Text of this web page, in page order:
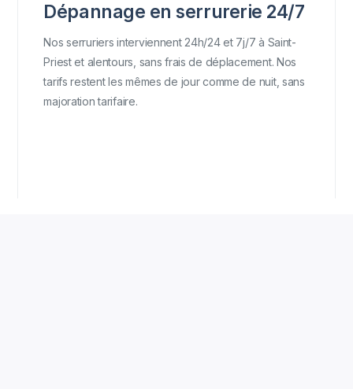
Dépannage en serrurerie 24/7
Nos serruriers interviennent 24h/24 et 7j/7 à Saint-
Priest et alentours, sans frais de déplacement. Nos
tarifs restent les mêmes de jour comme de nuit, sans
majoration tarifaire.